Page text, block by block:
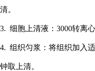
清。
3. 细胞上清液：3000转离
4. 组织匀浆：将组织加入
钟取上清。